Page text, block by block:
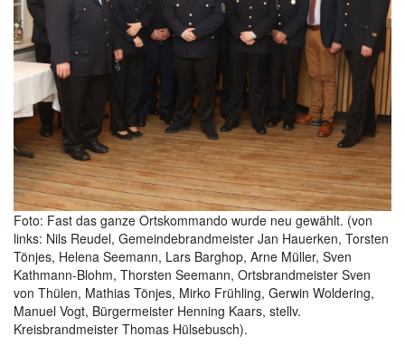
Foto: Fast das ganze Ortskommando wurde neu gewählt. (von
links: Nils Reudel, Gemeindebrandmeister Jan Hauerken, Torsten
Tönjes, Helena Seemann, Lars Barghop, Arne Müller, Sven
Kathmann-Blohm, Thorsten Seemann, Ortsbrandmeister Sven
von Thülen, Mathias Tönjes, Mirko Frühling, Gerwin Woldering,
Manuel Vogt, Bürgermeister Henning Kaars, stellv.
Kreisbrandmeister Thomas Hülsebusch).